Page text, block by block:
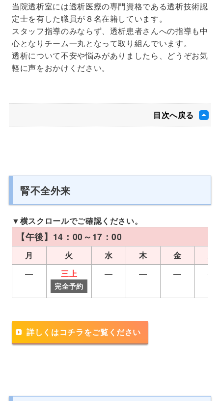
当院透析室には透析医療の専門資格である透析技術認
定士を有した職員が８名在籍しています。
スタッフ指導のみならず、透析患者さんへの指導も中
心となりチーム一丸となって取り組んでいます。
透析について不安や悩みがありましたら、どうぞお気
軽に声をおかけください。
目次へ戻る
腎不全外来
【午後】14：00～17：00
月 火 水 木 金
土
―
三上
完全予約
― ― ― ―
詳しくはコチラをご覧ください